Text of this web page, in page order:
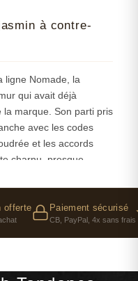
à contre-
ligne Nomade, la
qui avait déjà
la marque. Son parti pris
avec les codes
et les accords
charnu, presque
son ADN mais en lui
offerte Paiement sécurisé
CB, PayPal, 4x sans frais